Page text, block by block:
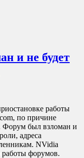
и не будет
работы
по причине
Форум был взломан и
адреса
NVidia
работы форумов.